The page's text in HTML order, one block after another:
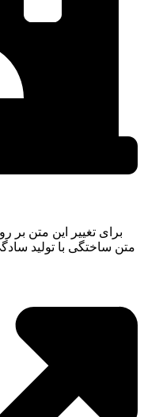
برای تغییر این متن بر
متن ساختگی با تولید